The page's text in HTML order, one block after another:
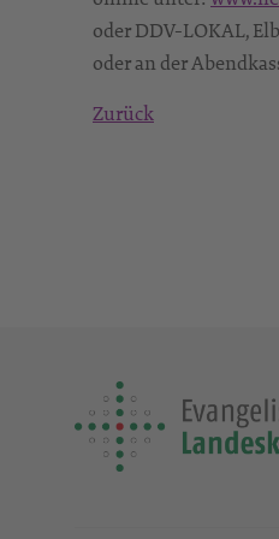
oder DDV-LOKAL,
oder an der
Zurück